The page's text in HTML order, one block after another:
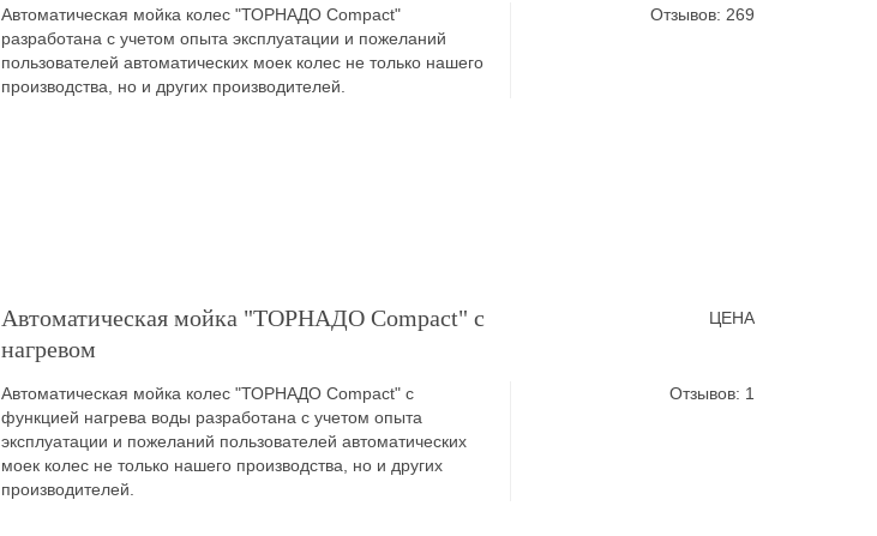
Автоматическая мойка колес "ТОРНАДО Compact"
разработана с учетом опыта эксплуатации и пожеланий
пользователей автоматических моек колес не только нашего
производства, но и других производителей.
Отзывов: 269
Автоматическая мойка "ТОРНАДО Compact" с
нагревом
ЦЕНА
Автоматическая мойка колес "ТОРНАДО Compact" с
функцией нагрева воды разработана с учетом опыта
эксплуатации и пожеланий пользователей автоматических
моек колес не только нашего производства, но и других
производителей.
Отзывов: 1